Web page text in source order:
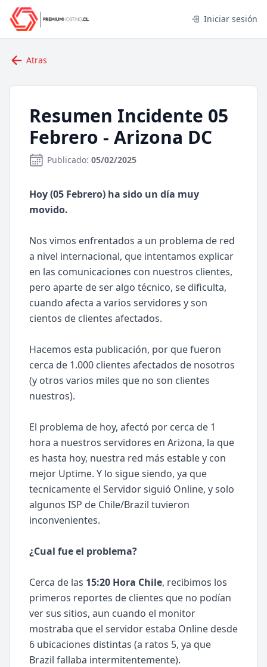
Iniciar sesión
Atras
Resumen Incidente 05
Febrero - Arizona DC
Publicado: 05/02/2025
Hoy (05 Febrero) ha sido un día muy
movido.
Nos vimos enfrentados a un problema de red
a nivel internacional, que intentamos explicar
en las comunicaciones con nuestros clientes,
pero aparte de ser algo técnico, se dificulta,
cuando afecta a varios servidores y son
cientos de clientes afectados.
Hacemos esta publicación, por que fueron
cerca de 1.000 clientes afectados de nosotros
(y otros varios miles que no son clientes
nuestros).
El problema de hoy, afectó por cerca de 1
hora a nuestros servidores en Arizona, la que
es hasta hoy, nuestra red más estable y con
mejor Uptime. Y lo sigue siendo, ya que
tecnicamente el Servidor siguió Online, y solo
algunos ISP de Chile/Brazil tuvieron
inconvenientes.
¿Cual fue el problema?
Cerca de las 15:20 Hora Chile, recibimos los
primeros reportes de clientes que no podían
ver sus sitios, aun cuando el monitor
mostraba que el servidor estaba Online desde
6 ubicaciones distintas (a ratos 5, ya que
Brazil fallaba intermitentemente).